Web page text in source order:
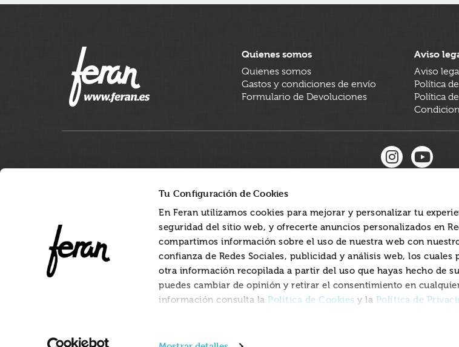
Tu Configuración de Cookies
En Feran utilizamos cookies para mejorar y personalizar tu
seguridad del sitio web, y ofrecerte anuncios personalizados en
compartimos información sobre el uso de nuestra web con
confianza de Redes Sociales, publicidad y análisis web, los cuales
otra información recopilada a partir del uso que hayas hecho de
puedes cambiar de opinión y retirar el consentimiento en
información consulta laPolítica de Cookies y la Política de
Quienes somos
Quienes somos
Gastos y condiciones de envío
Formulario de Devoluciones
Aviso
Aviso
Política
Política